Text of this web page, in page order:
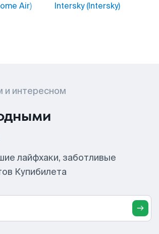
Air) Intersky (Intersky)
и интересном
лайфхаки, заботливые
Купибилета